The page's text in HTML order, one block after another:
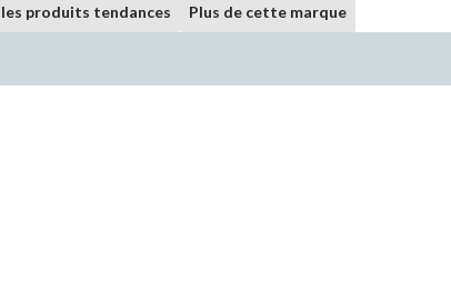
produits tendances Plus de cette marque